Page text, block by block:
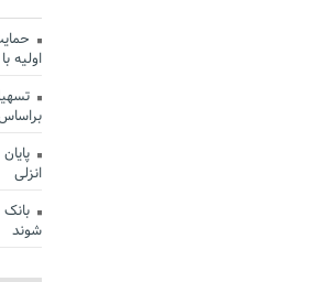
اولیه
انزلی
شوند